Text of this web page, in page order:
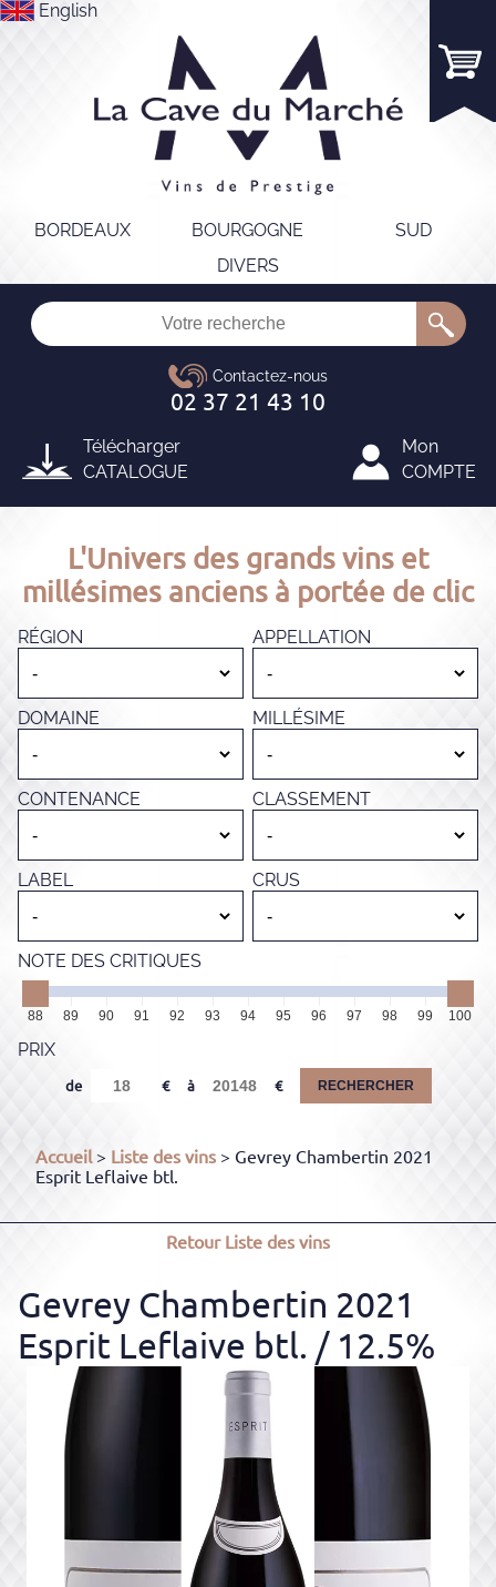
English
BORDEAUX BOURGOGNE
SUD
DIVERS
Télécharger
CATALOGUE
Mon
COMPTE
L'Univers des grands vins et
millésimes anciens à portée de clic
RÉGION APPELLATION
DOMAINE MILLÉSIME
CONTENANCE CLASSEMENT
LABEL CRUS
NOTE DES CRITIQUES
88 89 90 91 92 93 94 95 96 97 98 99 100
PRIX
de à RECHERCHER
Accueil> Liste des vins > Gevrey Chambertin 2021
Esprit Leflaive btl.
RetourListe des vins
Gevrey Chambertin 2021
Esprit Leflaive btl. / 12.5%